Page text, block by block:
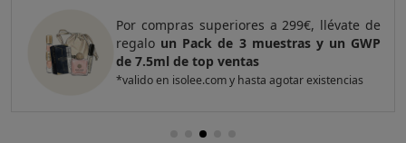
y un GWP
existencias
Por compras superiores a
regaloun Pack de 4 muestras
top ventas
*valido en isolee.com y hasta agotar